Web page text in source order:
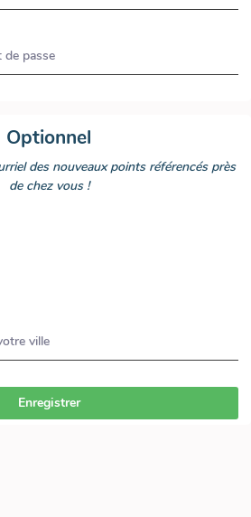
de passe
Optionnel
des nouveaux points référencés près
de chez vous !
ville